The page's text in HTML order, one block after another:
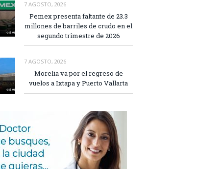
7 AGOSTO, 2026
Pemex presenta faltante de 23.3
millones de barriles de crudo en el
segundo trimestre de 2026
7 AGOSTO, 2026
Morelia va por el regreso de
vuelos a Ixtapa y Puerto Vallarta